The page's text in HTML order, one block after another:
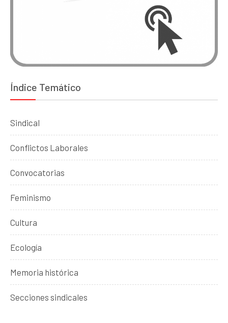
Índice Temático
Sindical
Conflictos Laborales
Convocatorias
Feminismo
Cultura
Ecología
Memoria histórica
Secciones sindicales